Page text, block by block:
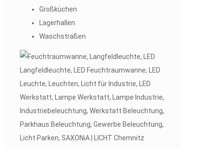
Großküchen
Lagerhallen
Waschstraßen